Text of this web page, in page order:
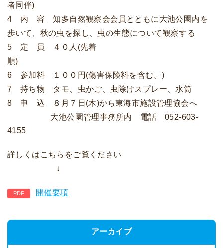
者同伴)
4 内 容 知多自然観察会会員とともに大池公園内を
歩いて、秋の虫を探し、虫の生態について観察する
5 定 員 ４０人(先着
6 参加料 １００円(傷害保険料を含む。)
7 持ち物 タモ、虫かご、虫除けスプレー、水筒
8 申 込 ８月７日(木)から東海市施設管理協会へ
大池公園管理事務所内 電話 052-603-
4155
詳しくはこちらをご覧ください
↓
開催要項
アーカイブ